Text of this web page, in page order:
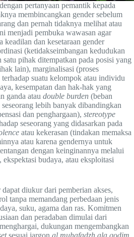
pertanyaan pemantik kepada
membincangkan gender sebelum
dan pernah tidaknya melihat atau
menjadi pembuka wawasan agar
keadilan dan kesetaraan gender
(ketidakseimbangan kedudukan
satu pihak ditempatkan pada posisi yang
lain), marginalisasi (proses
suatu kelompok atau individu
kesempatan dan hak-hak yang
ganda atau double burden (beban
lebih banyak dibandingkan
dan penghargaan), stereotype
seseorang yang didasarkan pada
atau kekerasan (tindakan memaksa
atau karena gendernya untuk
dengan keinginannya melalui
ekspektasi budaya, atau eksploitasi
dapat diukur dari pemberian akses,
tanpa memandang perbedaan jenis
suku, agama dan ras. Komitmen
dan peradaban dimulai dari
dukungan mengembangkan
sesuai jargon al muhafadzh ala qodim